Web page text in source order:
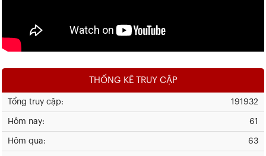
THỐNG KÊ TRUY CẬP
191932
Tổng truy cập:
61
Hôm nay:
63
Hôm qua: